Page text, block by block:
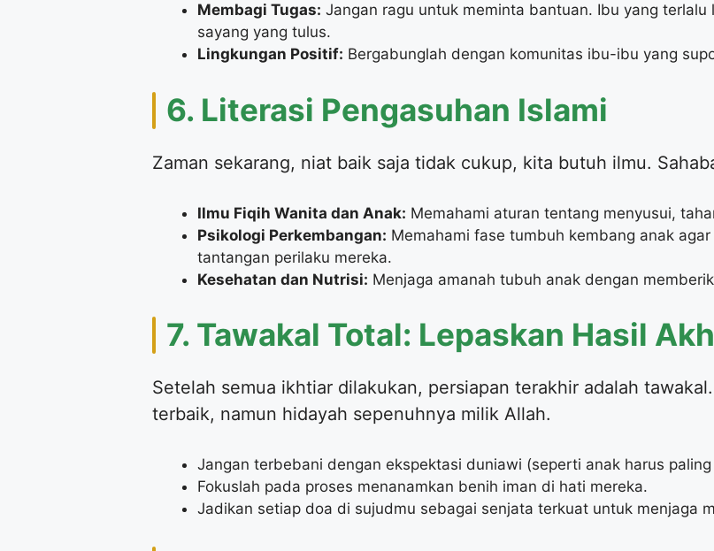
Membagi Tugas: Jangan ragu untuk meminta bantuan. Ibu yang terlalu
sayang yang tulus.
Lingkungan Positif: Bergabunglah dengan komunitas ibu-ibu yang
​6. Literasi Pengasuhan Islami
​Zaman sekarang, niat baik saja tidak cukup, kita butuh ilmu.
Ilmu Fiqih Wanita dan Anak: Memahami aturan tentang menyusui,
Psikologi Perkembangan: Memahami fase tumbuh kembang anak
tantangan perilaku mereka.
Kesehatan dan Nutrisi: Menjaga amanah tubuh anak dengan
​7. Tawakal Total: Lepaskan Hasil
​Setelah semua ikhtiar dilakukan, persiapan terakhir adalah
terbaik, namun hidayah sepenuhnya milik Allah.
​Jangan terbebani dengan ekspektasi duniawi (seperti anak harus
​Fokuslah pada proses menanamkan benih iman di hati mereka.
​Jadikan setiap doa di sujudmu sebagai senjata terkuat untuk menjaga